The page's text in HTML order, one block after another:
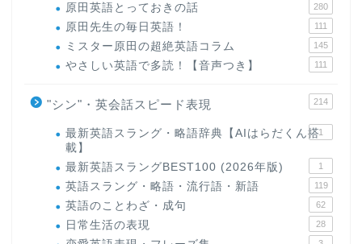
原田英語とっておきの話 280
原田先生の毎日英語！ 111
ミスター原田の超絶英語コラム 145
やさしい英語で多読！【音声つき】 111
"シン"・英会話スピード表現 214
最新英語スラング・略語辞典【AIはらだくん搭
載】
1
最新英語スラングBEST100 (2026年版) 1
英語スラング・略語・流行語・新語 119
英語のことわざ・成句 62
日常生活の表現 28